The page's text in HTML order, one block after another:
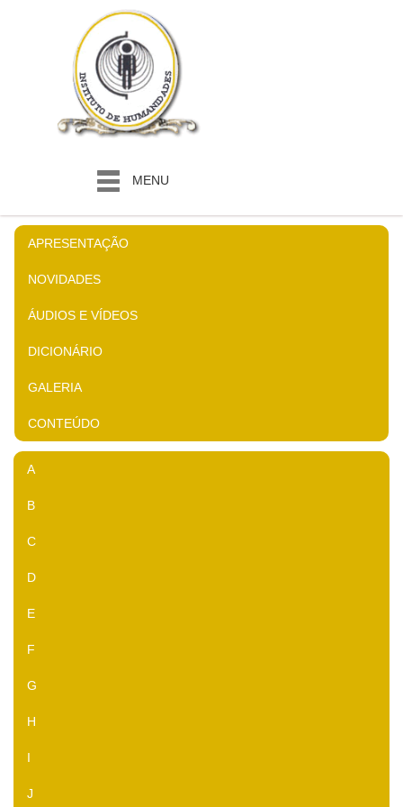
MENU
APRESENTAÇÃO
NOVIDADES
ÁUDIOS E VÍDEOS
DICIONÁRIO
GALERIA
CONTEÚDO
A
B
C
D
E
F
G
H
I
J